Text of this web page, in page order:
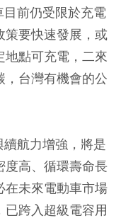
前仍受限於充電
策要快速發展，或
地點可充電，二來
，台灣有機會的公
航力增強，將是
度高、循環壽命長
在未來電動車市場
跨入超級電容用